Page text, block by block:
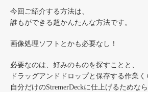
今回ご紹介する方法は、
誰もができる超かんたんな方法です。
画像処理ソフトとかも必要なし！
必要なのは、好みのものを探すことと、
ドラッグアンドドロップと保存する作業く
自分だけのStremerDeckに仕上げるためな